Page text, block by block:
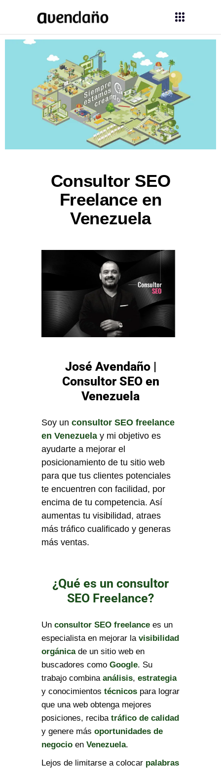
Consultor SEO
Freelance en
Venezuela
José Avendaño |
Consultor SEO en
Venezuela
Soy un consultor SEO freelance
en Venezuela y mi objetivo es
ayudarte a mejorar el
posicionamiento de tu sitio web
para que tus clientes potenciales
te encuentren con facilidad, por
encima de tu competencia. Así
aumentas tu visibilidad, atraes
más tráfico cualificado y generas
más ventas.
¿Qué es un consultor
SEO Freelance?
Un consultor SEO freelance es un
especialista en mejorar la visibilidad
orgánicade un sitio web en
buscadores como Google. Su
trabajo combina análisis, estrategia
y conocimientos técnicos para lograr
que una web obtenga mejores
posiciones, reciba tráfico de calidad
y genere más oportunidades de
negocio en Venezuela.
Lejos de limitarse a colocar palabras